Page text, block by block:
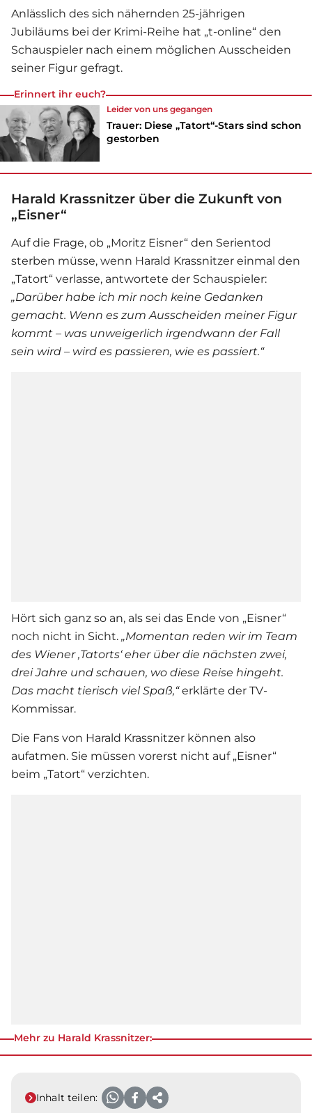
Anlässlich des sich nähernden 25-jährigen
Jubiläums bei der Krimi-Reihe hat „t-online“ den
Schauspieler nach einem möglichen Ausscheiden
seiner Figur gefragt.
Erinnert ihr euch?
Leider von uns gegangen
Trauer: Diese „Tatort“-Stars sind schon
gestorben
Harald Krassnitzer über die Zukunft von
„Eisner“
Auf die Frage, ob „Moritz Eisner“ den Serientod
sterben müsse, wenn Harald Krassnitzer einmal den
„Tatort“ verlasse, antwortete der Schauspieler:
„Darüber habe ich mir noch keine Gedanken
gemacht. Wenn es zum Ausscheiden meiner Figur
kommt – was unweigerlich irgendwann der Fall
sein wird – wird es passieren, wie es passiert.“
Hört sich ganz so an, als sei das Ende von „Eisner“
noch nicht in Sicht. „Momentan reden wir im Team
des Wiener ,Tatorts‘ eher über die nächsten zwei,
drei Jahre und schauen, wo diese Reise hingeht.
Das macht tierisch viel Spaß,“erklärte der TV-
Kommissar.
Die Fans von Harald Krassnitzer können also
aufatmen. Sie müssen vorerst nicht auf „Eisner“
beim „Tatort“ verzichten.
Mehr zu Harald Krassnitzer:
Inhalt teilen: